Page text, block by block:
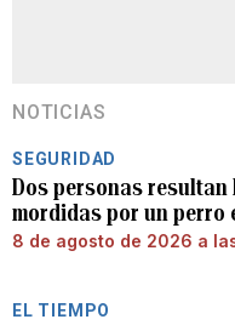
NOTICIAS
SEGURIDAD
Dos personas
mordidas por un perro
8 de agosto de 2026 a
EL TIEMPO